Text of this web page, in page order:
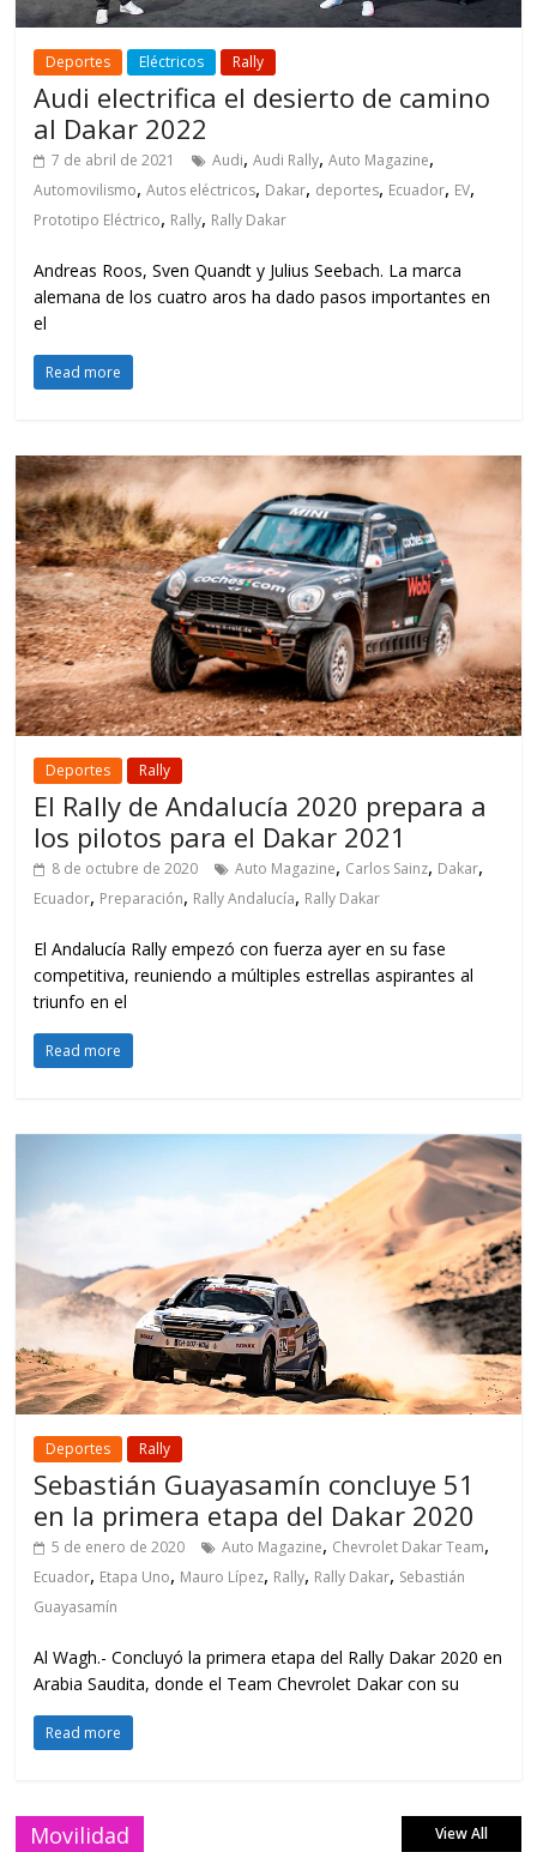
Deportes Eléctricos Rally
Audi electrifica el desierto de camino
al Dakar 2022
7 de abril de 2021 Audi,Audi Rally,Auto Magazine,
Automovilismo,Autos eléctricos, Dakar, deportes, Ecuador, EV,
Prototipo Eléctrico, Rally, Rally Dakar
Andreas Roos, Sven Quandt y Julius Seebach. La marca
alemana de los cuatro aros ha dado pasos importantes en
el
Read more
Deportes Rally
El Rally de Andalucía 2020 prepara a
los pilotos para el Dakar 2021
8 de octubre de 2020 Auto Magazine, Carlos Sainz, Dakar,
Ecuador, Preparación, Rally Andalucía, Rally Dakar
El Andalucía Rally empezó con fuerza ayer en su fase
competitiva, reuniendo a múltiples estrellas aspirantes al
triunfo en el
Read more
Deportes Rally
Sebastián Guayasamín concluye 51
en la primera etapa del Dakar 2020
5 de enero de 2020 Auto Magazine, Chevrolet Dakar Team,
Ecuador, Etapa Uno, Mauro Lípez, Rally, Rally Dakar, Sebastián
Guayasamín
Al Wagh.- Concluyó la primera etapa del Rally Dakar 2020 en
Arabia Saudita, donde el Team Chevrolet Dakar con su
Read more
Movilidad View All